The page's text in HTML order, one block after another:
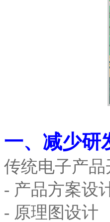
一、减少研
传统电子产
- 产品方案设
- 原理图设计